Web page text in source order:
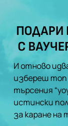
ПОДАРИ
С
И отново
избереш топ
търсения
истински
за каране